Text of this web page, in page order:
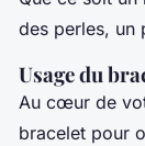
des perles, un
Usage du
Au cœur de
bracelet pour